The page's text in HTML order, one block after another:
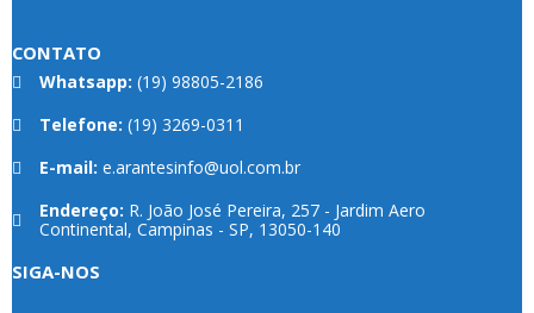
CONTATO
Whatsapp: (19) 98805-2186
Telefone: (19) 3269-0311
E-mail: e.arantesinfo@uol.com.br
Endereço: R. João José Pereira, 257 - Jardim Aero
Continental, Campinas - SP, 13050-140
SIGA-NOS